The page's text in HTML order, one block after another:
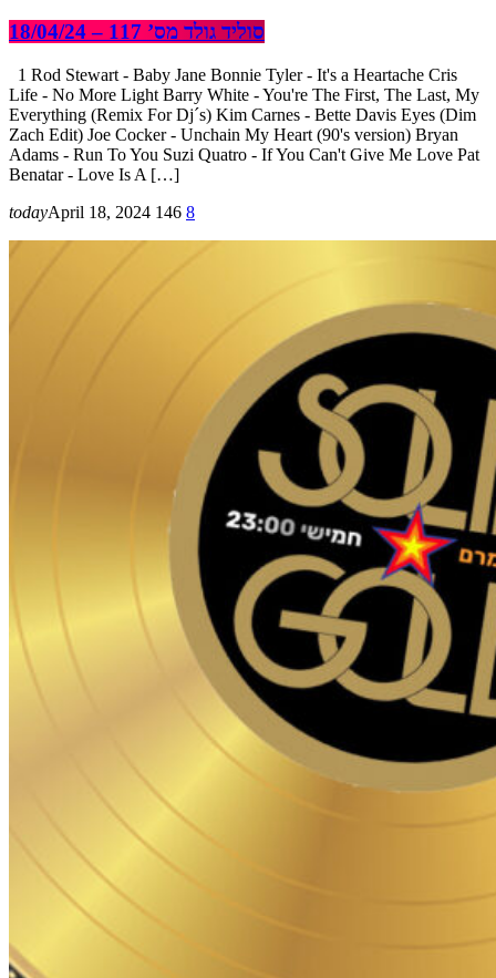
סוליד גולד מס’ 117 – 18/04/24
1 Rod Stewart - Baby Jane Bonnie Tyler - It's a Heartache Cris
Life - No More Light Barry White - You're The First, The Last, My
Everything (Remix For Dj´s) Kim Carnes - Bette Davis Eyes (Dim
Zach Edit) Joe Cocker - Unchain My Heart (90's version) Bryan
Adams - Run To You Suzi Quatro - If You Can't Give Me Love Pat
Benatar - Love Is A […]
todayApril 18, 2024 146 8